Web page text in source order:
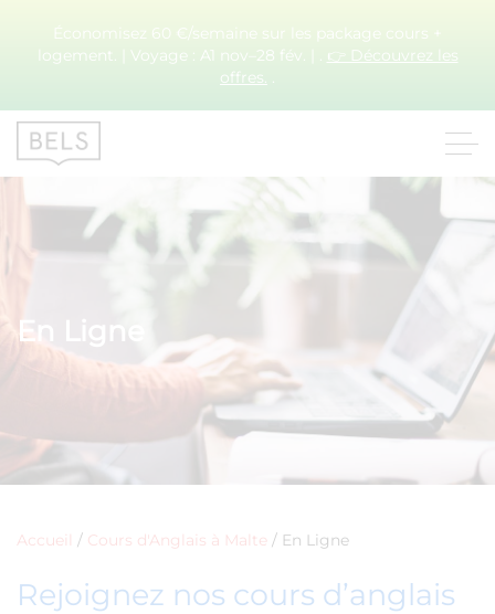
Économisez 60 €/semaine sur les package cours +
logement. | Voyage : A1 nov–28 fév. | . 👉 Découvrez les
offres.
En Ligne
Accueil / Cours d'Anglais à Malte / En Ligne
Rejoignez nos cours d’anglais